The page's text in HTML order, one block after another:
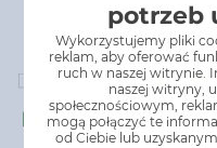
potrzeb
Wykorzystujemy pliki
reklam, aby oferować
ruch w naszej witrynie.
naszej witryny,
społecznościowym,
mogą połączyć te
od Ciebie lub